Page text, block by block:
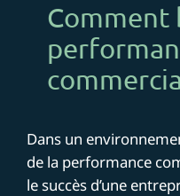
Comment
Dans un
de la performance
le succès d’une